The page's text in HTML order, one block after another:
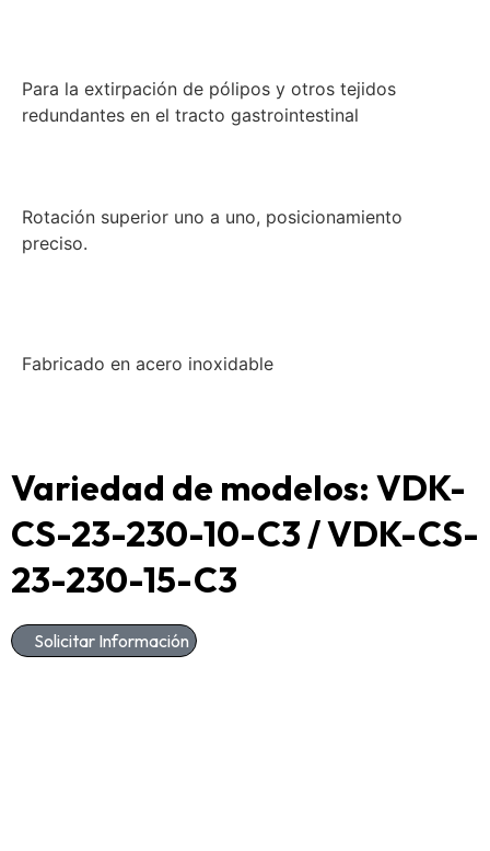
Para la extirpación de pólipos y otros tejidos
redundantes en el tracto gastrointestinal
Rotación superior uno a uno, posicionamiento
preciso.
Fabricado en acero inoxidable
Variedad de modelos: VDK-
CS-23-230-10-C3 / VDK-CS-
23-230-15-C3
Solicitar Información